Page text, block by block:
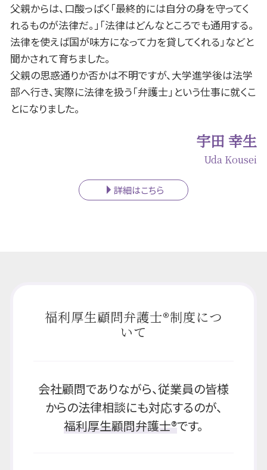
父親からは、口酸っぱく「最終的には自分の身を守ってく
れるものが法律だ。」「法律はどんなところでも通用する。
法律を使えば国が味方になって力を貸してくれる」などと
聞かされて育ちました。
父親の思惑通りか否かは不明ですが、大学進学後は法学
部へ行き、実際に法律を扱う「弁護士」という仕事に就くこ
とになりました。
宇田 幸生
Uda Kousei
詳細はこちら
福利厚生顧問弁護士®制度につ
いて
会社顧問でありながら、従業員の皆様
からの法律相談にも対応するのが、
福利厚生顧問弁護士®です。